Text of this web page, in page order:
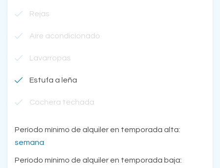
Rejas
Aire acondicionado
Lavarropas
Estufa a leña
Cochera techada
Período mínimo de alquiler en temporada alta:
semana
Período mínimo de alquiler en temporada baja: